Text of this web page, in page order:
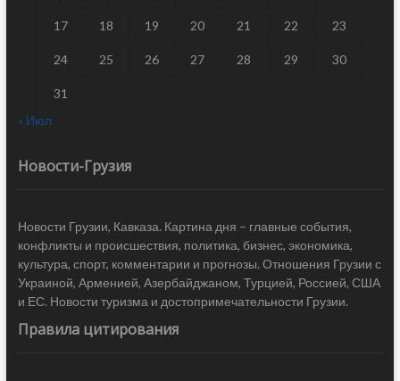
17 18 19 20 21 22 23
24 25 26 27 28 29 30
31
« Июл
Новости-Грузия
Новости Грузии, Кавказа. Картина дня – главные события,
конфликты и происшествия, политика, бизнес, экономика,
культура, спорт, комментарии и прогнозы. Отношения Грузии с
Украиной, Арменией, Азербайджаном, Турцией, Россией, США
и ЕС. Новости туризма и достопримечательности Грузии.
Правила цитирования